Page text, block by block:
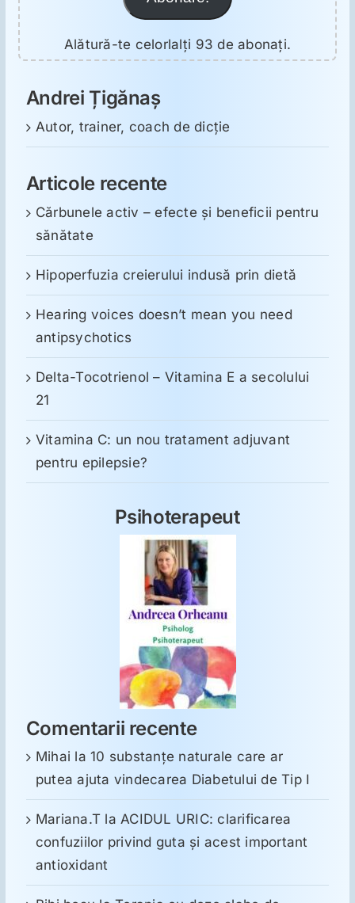
Alătură-te celorlalți 93 de abonați.
Andrei Țigănaș
Autor, trainer, coach de dicție
Articole recente
Cărbunele activ – efecte și beneficii pentru
sănătate
Hipoperfuzia creierului indusă prin dietă
Hearing voices doesn’t mean you need
antipsychotics
Delta-Tocotrienol – Vitamina E a secolului
21
Vitamina C: un nou tratament adjuvant
pentru epilepsie?
Psihoterapeut
Comentarii recente
Mihai la10 substanţe naturale care ar
putea ajuta vindecarea Diabetului de Tip I
Mariana.T laACIDUL URIC: clarificarea
confuziilor privind guta și acest important
antioxidant